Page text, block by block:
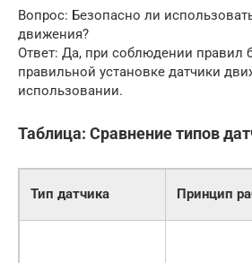
Вопрос: Безопасно ли
движения?
Ответ: Да, при соблюдении правил
правильной установке датчики
использовании.
Таблица: Сравнение типов
Тип датчика Принцип